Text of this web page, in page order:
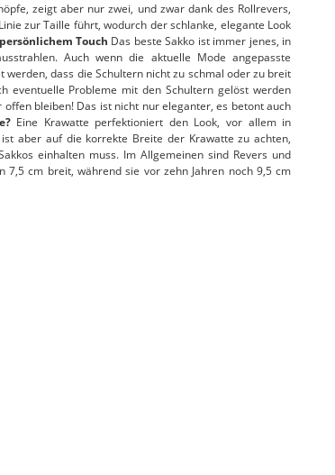
zeigt aber nur zwei, und zwar dank des Rollrevers,
zur Taille führt, wodurch der schlanke, elegante Look
Touch Das beste Sakko ist immer jenes, in
Auch wenn die aktuelle Mode angepasste
dass die Schultern nicht zu schmal oder zu breit
eventuelle Probleme mit den Schultern gelöst werden
bleiben! Das ist nicht nur eleganter, es betont auch
Eine Krawatte perfektioniert den Look, vor allem in
aber auf die korrekte Breite der Krawatte zu achten,
einhalten muss. Im Allgemeinen sind Revers und
7,5 cm breit, während sie vor zehn Jahren noch 9,5 cm